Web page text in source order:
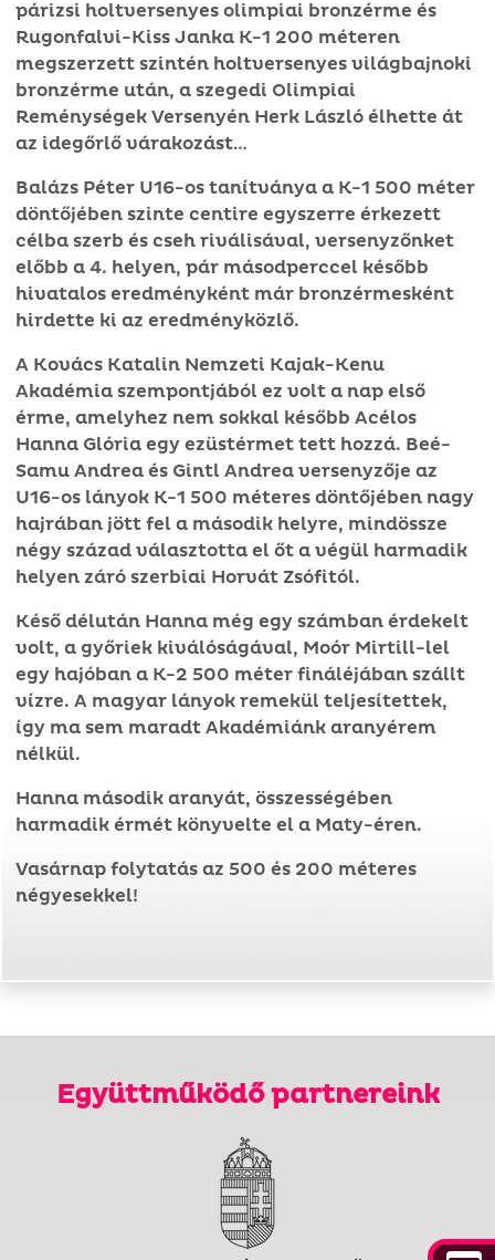
párizsi holtversenyes olimpiai bronzérme és
Rugonfalvi-Kiss Janka K-1 200 méteren
megszerzett szintén holtversenyes világbajnoki
bronzérme után, a szegedi Olimpiai
Reménységek Versenyén Herk László élhette át
az idegőrlő várakozást…
Balázs Péter U16-os tanítványa a K-1 500 méter
döntőjében szinte centire egyszerre érkezett
célba szerb és cseh riválisával, versenyzőnket
előbb a 4. helyen, pár másodperccel később
hivatalos eredményként már bronzérmesként
hirdette ki az eredményközlő.
A Kovács Katalin Nemzeti Kajak-Kenu
Akadémia szempontjából ez volt a nap első
érme, amelyhez nem sokkal később Acélos
Hanna Glória egy ezüstérmet tett hozzá. Beé-
Samu Andrea és Gintl Andrea versenyzője az
U16-os lányok K-1 500 méteres döntőjében nagy
hajrában jött fel a második helyre, mindössze
négy század választotta el őt a végül harmadik
helyen záró szerbiai Horvát Zsófitól.
Késő délután Hanna még egy számban érdekelt
volt, a győriek kiválóságával, Moór Mirtill-lel
egy hajóban a K-2 500 méter fináléjában szállt
vízre. A magyar lányok remekül teljesítettek,
így ma sem maradt Akadémiánk aranyérem
nélkül.
Hanna második aranyát, összességében
harmadik érmét könyvelte el a Maty-éren.
Vasárnap folytatás az 500 és 200 méteres
négyesekkel!
Együttműködő partnereink